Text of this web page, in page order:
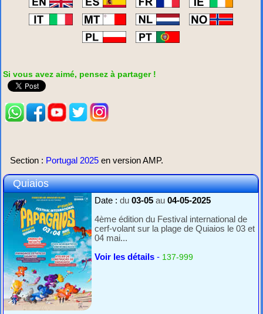
Si vous avez aimé, pensez à partager !
Section : Portugal 2025 en version AMP.
Quiaios
Date :du03-05 au04-05-2025
4ème édition du Festival international de
cerf-volant sur la plage de Quiaios le 03 et
04 mai...
Voir les détails - 137-999